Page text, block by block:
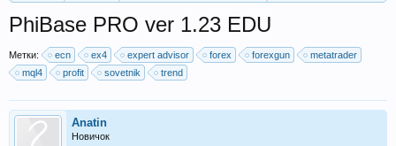
PhiBase PRO ver 1.23 EDU
Метки: ecn ex4 expert advisor forex forexgun
metatrader
mql4
profit sovetnik trend
Anatin
Новичок